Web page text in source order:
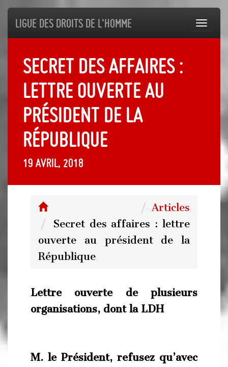
Ligue des droits de l'Homme
Secret des affaires :
lettre ouverte au
président de la
République
19 avril, 2018
Articles
Secret des affaires : lettre
ouverte au président de la
République
Lettre ouverte de plusieurs
organisations, dont la LDH
M. le Président, refusez qu’avec